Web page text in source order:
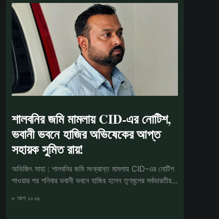
শালবনির জমি মামলায় CID-এর নোটিশ,
ভবানী ভবনে হাজির অভিষেকের আপ্ত
সহায়ক সুমিত রায়!
অভিজিৎ সাহা : শালবনির জমি সংক্রান্ত মামলায় CID-এর নোটিশ
পাওয়ার পর শনিবার ভবানী ভবনে হাজির হলেন তৃণমূলের সর্বভারতীয়
৮ আগ ২০২৬